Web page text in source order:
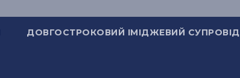
ДОВГОСТРОКОВИЙ ІМІДЖЕВИЙ СУПРОВІД